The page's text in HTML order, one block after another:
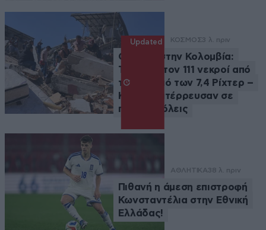
Updated ΚΟΣΜΟΣ3 λ. πριν
Θρήνος στην Κολομβία:
Τουλάχιστον 111 νεκροί από
τον σεισμό των 7,4 Ρίχτερ –
Κτήρια κατέρρευσαν σε
πολλές πόλεις
ΑΘΛΗΤΙΚΑ38 λ. πριν
Πιθανή η άμεση επιστροφή
Κωνσταντέλια στην Εθνική
Ελλάδας!